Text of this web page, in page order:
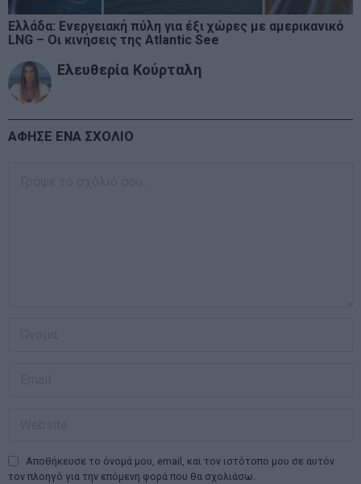
Ελλάδα: Ενεργειακή πύλη για έξι χώρες με αμερικανικό
LNG – Οι κινήσεις της Atlantic See
Ελευθερία Κούρταλη
ΑΦΗΣΕ ΕΝΑ ΣΧΟΛΙΟ
Αποθήκευσε το όνομά μου, email, και τον ιστότοπο μου σε αυτόν
τον πλοηγό για την επόμενη φορά που θα σχολιάσω.